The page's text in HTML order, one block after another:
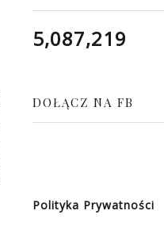
5,087,219
DOŁĄCZ NA FB
Polityka Prywatności